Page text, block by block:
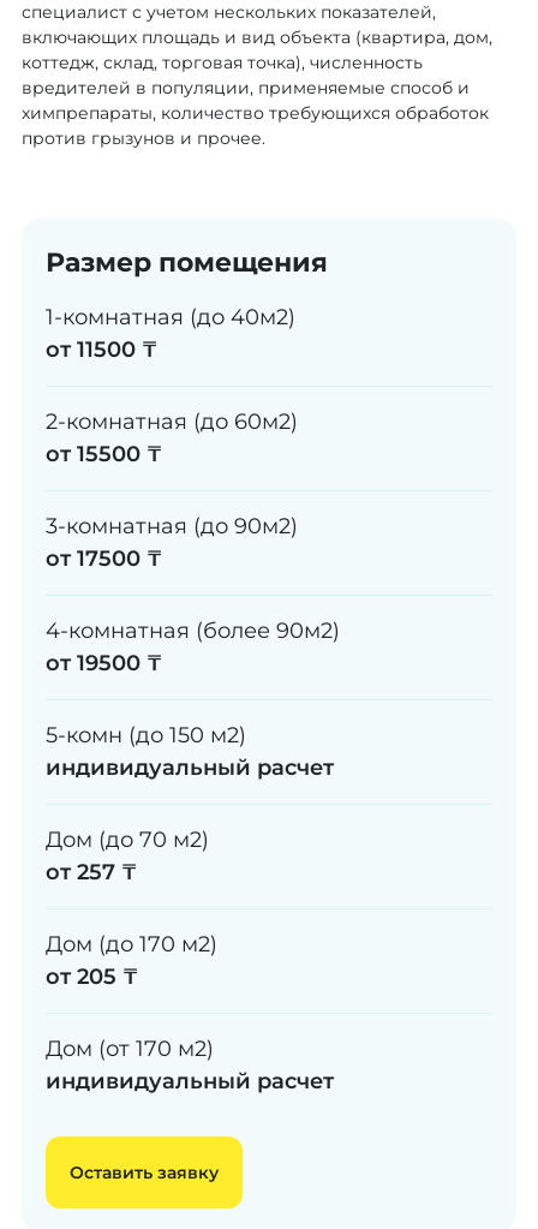
специалист с учетом нескольких показателей,
включающих площадь и вид объекта (квартира, дом,
коттедж, склад, торговая точка), численность
вредителей в популяции, применяемые способ и
химпрепараты, количество требующихся обработок
против грызунов и прочее.
Размер помещения
1-комнатная (до 40м2)
от 11500 ₸
2-комнатная (до 60м2)
от 15500 ₸
3-комнатная (до 90м2)
от 17500 ₸
4-комнатная (более 90м2)
от 19500 ₸
5-комн (до 150 м2)
индивидуальный расчет
Дом (до 70 м2)
от 257 ₸
Дом (до 170 м2)
от 205 ₸
Дом (от 170 м2)
индивидуальный расчет
Оставить заявку